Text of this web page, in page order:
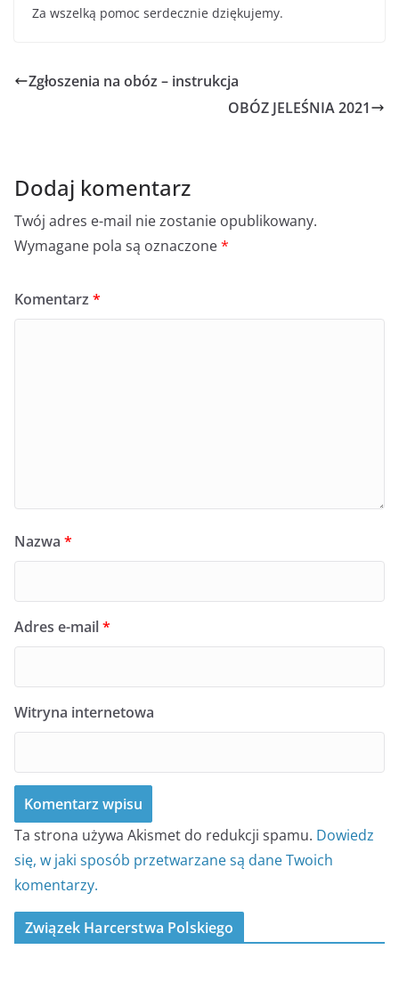
Za wszelką pomoc serdecznie dziękujemy.
Zgłoszenia na obóz – instrukcja
OBÓZ JELEŚNIA 2021
Dodaj komentarz
Twój adres e-mail nie zostanie opublikowany.
Wymagane pola są oznaczone*
Komentarz *
Nazwa *
Adres e-mail*
Witryna internetowa
Ta strona używa Akismet do redukcji spamu. Dowiedz
się, w jaki sposób przetwarzane są dane Twoich
komentarzy.
Związek Harcerstwa Polskiego